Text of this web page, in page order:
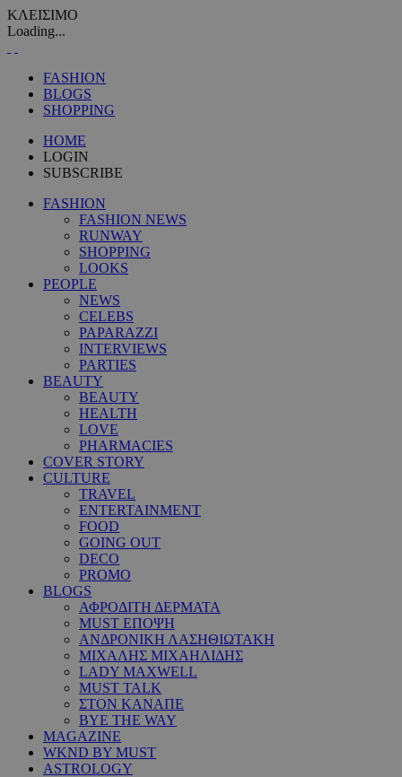
ΚΛΕΙΣΙΜΟ
Loading...
FASHION
BLOGS
SHOPPING
HOME
LOGIN
SUBSCRIBE
FASHION
FASHION NEWS
RUNWAY
SHOPPING
LOOKS
PEOPLE
NEWS
CELEBS
PAPARAZZI
INTERVIEWS
PARTIES
BEAUTY
BEAUTY
HEALTH
LOVE
PHARMACIES
COVER STORY
CULTURE
TRAVEL
ENTERTAINMENT
FOOD
GOING OUT
DECO
PROMO
BLOGS
ΑΦΡΟΔΙΤΗ ΔΕΡΜΑΤΑ
MUST ΕΠΟΨΗ
ΑΝΔΡΟΝΙΚΗ ΛΑΣΗΘΙΩΤΑΚΗ
ΜΙΧΑΛΗΣ ΜΙΧΑΗΛΙΔΗΣ
LADY MAXWELL
MUST TALK
ΣΤΟΝ ΚΑΝΑΠΕ
BYE THE WAY
MAGAZINE
WKND BY MUST
ASTROLOGY